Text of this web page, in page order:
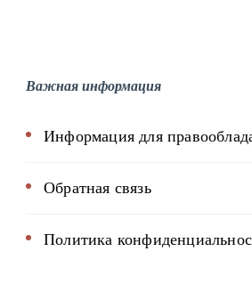
Важная информация
Информация для
Обратная связь
Политика